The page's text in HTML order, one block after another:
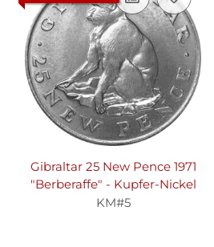
Gibraltar 25 New Pence 1971
"Berberaffe" - Kupfer-Nickel
KM#5